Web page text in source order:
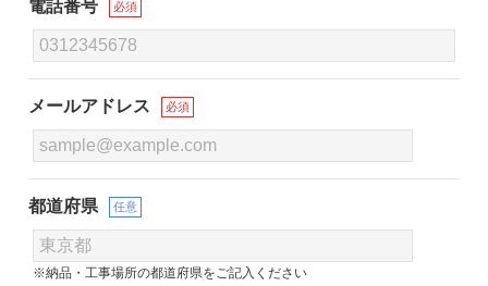
電話番号 必須
メールアドレス 必須
都道府県 任意
※納品・工事場所の都道府県をご記入ください